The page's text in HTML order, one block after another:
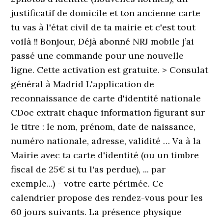
justificatif de domicile et ton ancienne carte
tu vas à l'état civil de ta mairie et c'est tout
voilà !! Bonjour, Déjà abonné NRJ mobile j’ai
passé une commande pour une nouvelle
ligne. Cette activation est gratuite. > Consulat
général à Madrid L'application de
reconnaissance de carte d'identité nationale
CDoc extrait chaque information figurant sur
le titre : le nom, prénom, date de naissance,
numéro nationale, adresse, validité … Va à la
Mairie avec ta carte d'identité (ou un timbre
fiscal de 25€ si tu l'as perdue), ... par
exemple...) - votre carte périmée. Ce
calendrier propose des rendez-vous pour les
60 jours suivants. La présence physique